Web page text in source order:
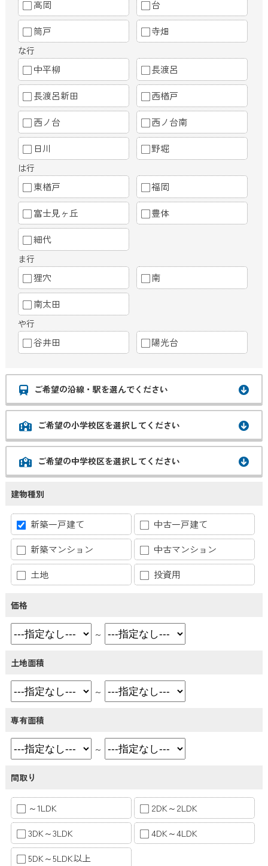
高岡 台
筒戸 寺畑
な行
中平柳 長渡呂
長渡呂新田 西楢戸
西ノ台 西ノ台南
日川 野堀
は行
東楢戸 福岡
富士見ヶ丘 豊体
細代
ま行
狸穴 南
南太田
や行
谷井田 陽光台
ご希望の沿線・駅を選んでください
ご希望の小学校区を選択してください
ご希望の中学校区を選択してください
建物種別
新築一戸建て
中古一戸建て
新築マンション
中古マンション
土地
投資用
価格
～
土地面積
～
専有面積
～
間取り
～1LDK
2DK～2LDK
3DK～3LDK
4DK～4LDK
5DK～5LDK以上